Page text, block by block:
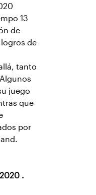
13
de
logros de
tanto
juego
que
por
.